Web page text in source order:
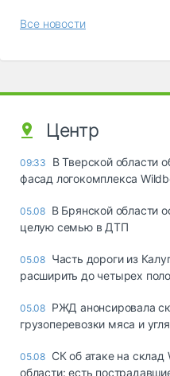
Все новости
Центр
09:33
В Тверской области
фасад логокомплекса
05.08 В Брянской области
целую семью в ДТП
05.08 Часть дороги из
расширить до четырех
05.08 РЖД анонсировала
грузоперевозки мяса и
05.08 СК об атаке на склад
области: есть